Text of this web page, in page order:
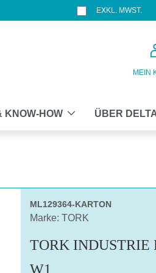
EXKL. MWST.
MEIN
KNOW-HOW ÜBER
ML129364-KARTON
Marke: TORK
TORK INDUSTRIE
W1